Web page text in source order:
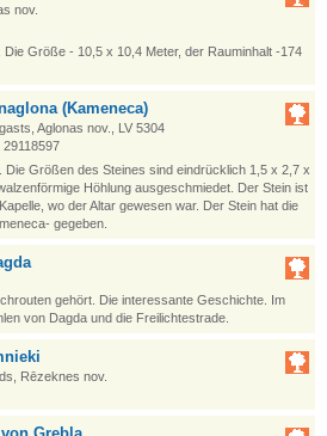
nov.
Größe - 10,5 x 10,4 Meter, der Rauminhalt -174
(Kameneca)
Aglonas nov., LV 5304
Die Größen des Steines sind eindrücklich 1,5 x 2,7 x
Höhlung ausgeschmiedet. Der Stein ist
wo der Altar gewesen war. Der Stein hat die
gegeben.
gehört. Die interessante Geschichte. Im
von Dagda und die Freilichtestrade.
Rēzeknes nov.